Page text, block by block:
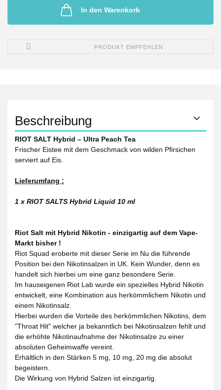
In den Warenkorb
PRODUKT EMPFEHLEN
Beschreibung
RIOT SALT Hybrid – Ultra Peach Tea
Frischer Eistee mit dem Geschmack von wilden Pfirsichen
serviert auf Eis.
Lieferumfang :
1 x RIOT SALTS Hybrid Liquid 10 ml
Riot Salt mit Hybrid Nikotin - einzigartig auf dem Vape-
Markt bisher !
Riot Squad eroberte mit dieser Serie im Nu die führende
Position bei den Nikotinsalzen in UK. Kein Wunder, denn es
handelt sich hierbei um eine ganz besondere Serie.
Im hauseigenen Riot Lab wurde ein spezielles Hybrid Nikotin
entwickelt, eine Kombination aus herkömmlichem Nikotin und
einem Nikotinsalz.
Hierbei wurden die Vorteile des herkömmlichen Nikotins, dem
"Throat Hit" welcher ja bekanntlich bei Nikotinsalzen fehlt und
die erhöhte Nikotinaufnahme der Nikotinsalze zu einer
absoluten Geheimwaffe vereint.
Erhältlich in den Stärken 5 mg, 10 mg, 20 mg die absolut
begeistern.
Die Wirkung von Hybrid Salzen ist einzigartig.